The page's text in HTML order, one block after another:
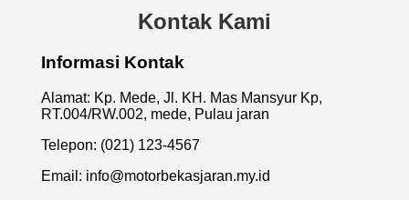
Kontak Kami
Informasi Kontak
Alamat: Kp. Mede, Jl. KH. Mas Mansyur Kp,
RT.004/RW.002, mede, Pulau jaran
Telepon: (021) 123-4567
Email: info@motorbekasjaran.my.id